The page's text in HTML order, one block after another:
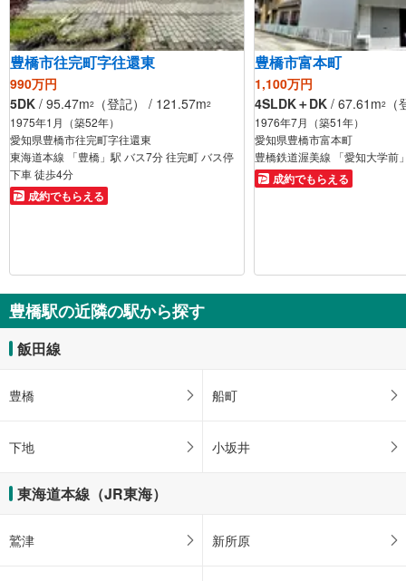
豊橋市往完町字往還東
990万円
5DK / 95.47m2 （登記） / 121.57m2
1975年1月（築52年）
愛知県豊橋市往完町字往還東
東海道本線 「豊橋」駅 バス7分 往完町 バス停
下車 徒歩4分
成約でもらえる
豊橋市富本町
1,100万円
4SLDK＋DK / 67.61m2
1976年7月（築51年）
愛知県豊橋市富本町
豊橋鉄道渥美線 「愛知大学前
成約でもらえる
豊橋駅の近隣の駅から探す
飯田線
豊橋 船町
下地 小坂井
東海道本線（JR東海）
鷲津 新所原